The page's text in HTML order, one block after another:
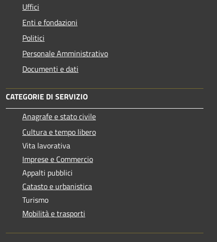
Uffici
Enti e fondazioni
Politici
Personale Amministrativo
Documenti e dati
CATEGORIE DI SERVIZIO
Anagrafe e stato civile
Cultura e tempo libero
Vita lavorativa
Imprese e Commercio
Appalti pubblici
Catasto e urbanistica
Turismo
Mobilità e trasporti